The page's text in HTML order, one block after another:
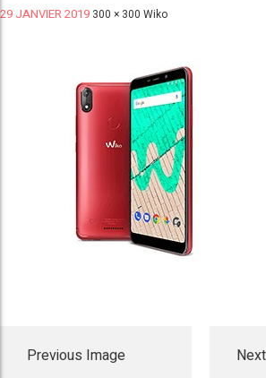
29 JANVIER 2019 300 × 300 Wiko
Previous Image